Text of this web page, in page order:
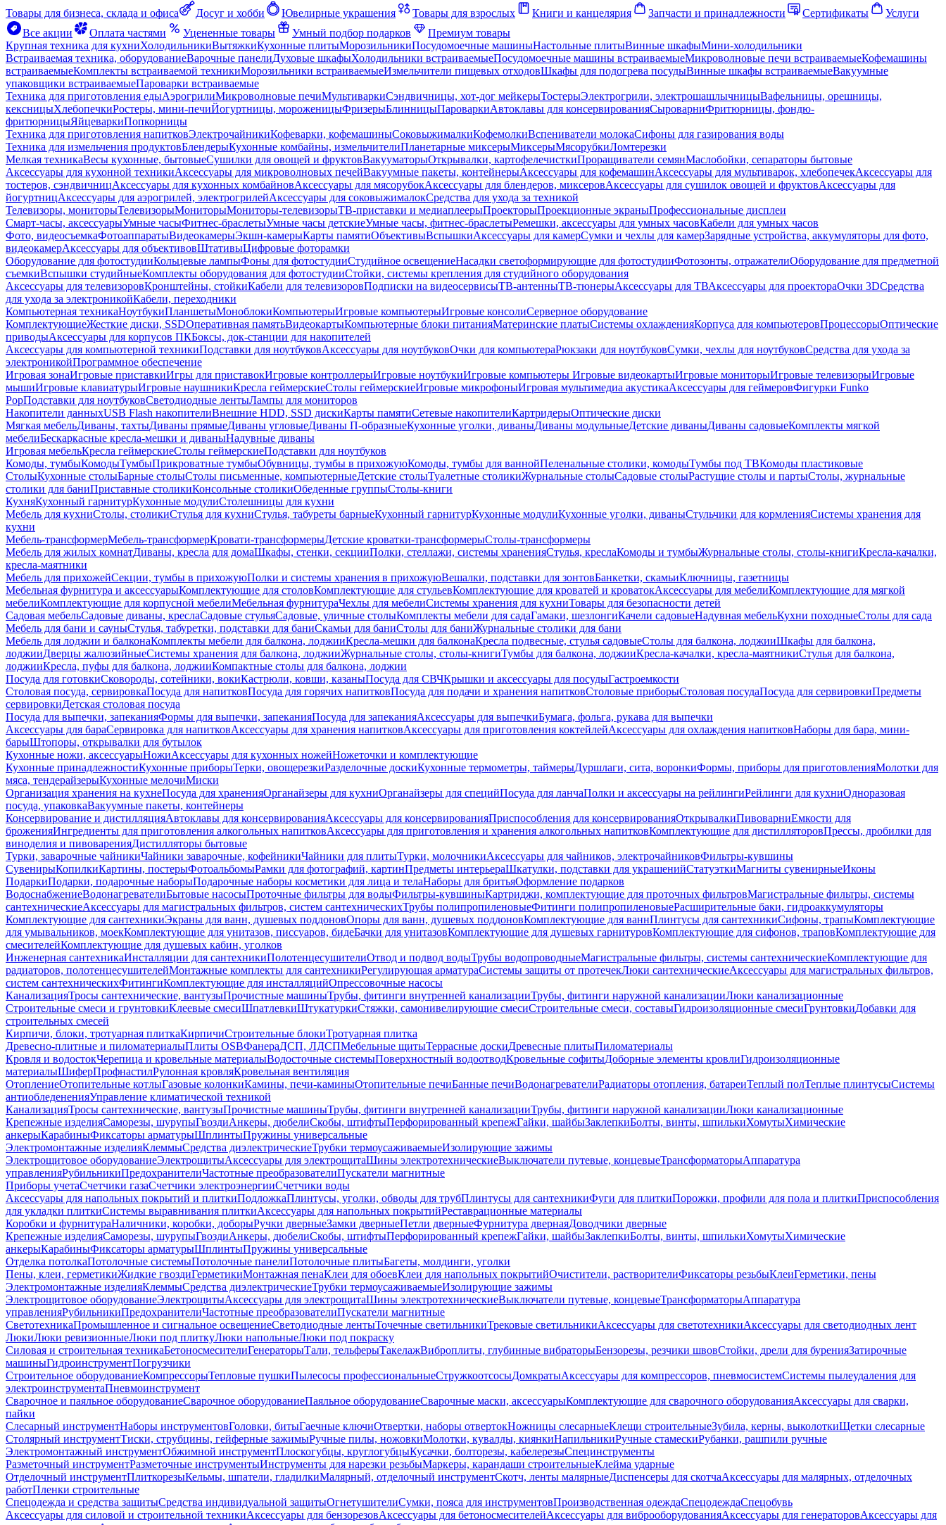
Товары для бизнеса, склада и офиса
Досуг и хобби Ювелирные украшения Товары для взрослых Книги и канцелярия Запчасти и принадлежности Сертификаты
Услуги
Все акции
Оплата частями Уцененные товары Умный подбор подарков
Премиум товары
Крупная техника для кухниХолодильникиВытяжкиКухонные плитыМорозильникиПосудомоечные машиныНастольные плитыВинные шкафыМини-холодильники
Встраиваемая техника, оборудованиеВарочные панелиДуховые шкафыХолодильники встраиваемыеПосудомоечные машины встраиваемыеМикроволновые печи встраиваемыеКофемашины
встраиваемыеКомплекты встраиваемой техникиМорозильники встраиваемыеИзмельчители пищевых отходовШкафы для подогрева посудыВинные шкафы встраиваемыеВакуумные
упаковщики встраиваемыеПароварки встраиваемые
Техника для приготовления едыАэрогрилиМикроволновые печиМультиваркиСэндвичницы, хот-дог мейкерыТостерыЭлектрогрили, электрошашлычницыВафельницы, орешницы,
кексницыХлебопечкиРостеры, мини-печиЙогуртницы, мороженицыФризерыБлинницыПароваркиАвтоклавы для консервированияСыроварниФритюрницы, фондю-
фритюрницыЯйцеваркиПопкорницы
Техника для приготовления напитковЭлектрочайникиКофеварки, кофемашиныСоковыжималкиКофемолкиВспениватели молокаСифоны для газирования воды
Техника для измельчения продуктовБлендерыКухонные комбайны, измельчителиПланетарные миксерыМиксерыМясорубкиЛомтерезки
Мелкая техникаВесы кухонные, бытовыеСушилки для овощей и фруктовВакууматорыОткрывалки, картофелечисткиПроращиватели семянМаслобойки, сепараторы бытовые
Аксессуары для кухонной техникиАксессуары для микроволновых печейВакуумные пакеты, контейнерыАксессуары для кофемашинАксессуары для мультиварок, хлебопечекАксессуары для
тостеров, сэндвичницАксессуары для кухонных комбайновАксессуары для мясорубокАксессуары для блендеров, миксеровАксессуары для сушилок овощей и фруктовАксессуары для
йогуртницАксессуары для аэрогрилей, электрогрилейАксессуары для соковыжималокСредства для ухода за техникой
Телевизоры, мониторыТелевизорыМониторыМониторы-телевизорыТВ-приставки и медиаплеерыПроекторыПроекционные экраныПрофессиональные дисплеи
Смарт-часы, аксессуарыУмные часыФитнес-браслетыУмные часы детскиеУмные часы, фитнес-браслетыРемешки, аксессуары для умных часовКабели для умных часов
Фото, видеосъемкаФотоаппаратыВидеокамерыЭкшн-камерыКарты памятиОбъективыВспышкиАксессуары для камерСумки и чехлы для камерЗарядные устройства, аккумуляторы для фото,
видеокамерАксессуары для объективовШтативыЦифровые фоторамки
Оборудование для фотостудииКольцевые лампыФоны для фотостудииСтудийное освещениеНасадки светоформирующие для фотостудииФотозонты, отражателиОборудование для предметной
съемкиВспышки студийныеКомплекты оборудования для фотостудииСтойки, системы крепления для студийного оборудования
Аксессуары для телевизоровКронштейны, стойкиКабели для телевизоровПодписки на видеосервисыТВ-антенныТВ-тюнерыАксессуары для ТВАксессуары для проектораОчки 3DСредства
для ухода за электроникойКабели, переходники
Компьютерная техникаНоутбукиПланшетыМоноблокиКомпьютерыИгровые компьютерыИгровые консолиСерверное оборудование
КомплектующиеЖесткие диски, SSDОперативная памятьВидеокартыКомпьютерные блоки питанияМатеринские платыСистемы охлажденияКорпуса для компьютеровПроцессорыОптические
приводыАксессуары для корпусов ПКБоксы, док-станции для накопителей
Аксессуары для компьютерной техникиПодставки для ноутбуковАксессуары для ноутбуковОчки для компьютераРюкзаки для ноутбуковСумки, чехлы для ноутбуковСредства для ухода за
электроникойПрограммное обеспечение
Игровая зонаИгровые приставкиИгры для приставокИгровые контроллерыИгровые ноутбукиИгровые компьютеры Игровые видеокартыИгровые мониторыИгровые телевизорыИгровые
мышиИгровые клавиатурыИгровые наушникиКресла геймерскиеСтолы геймерскиеИгровые микрофоныИгровая мультимедиа акустикаАксессуары для геймеровФигурки Funko
PopПодставки для ноутбуковСветодиодные лентыЛампы для мониторов
Накопители данныхUSB Flash накопителиВнешние HDD, SSD дискиКарты памятиСетевые накопителиКартридерыОптические диски
Мягкая мебельДиваны, тахтыДиваны прямыеДиваны угловыеДиваны П-образныеКухонные уголки, диваныДиваны модульныеДетские диваныДиваны садовыеКомплекты мягкой
мебелиБескаркасные кресла-мешки и диваныНадувные диваны
Игровая мебельКресла геймерскиеСтолы геймерскиеПодставки для ноутбуков
Комоды, тумбыКомодыТумбыПрикроватные тумбыОбувницы, тумбы в прихожуюКомоды, тумбы для ваннойПеленальные столики, комодыТумбы под ТВКомоды пластиковые
СтолыКухонные столыБарные столыСтолы письменные, компьютерныеДетские столыТуалетные столикиЖурнальные столыСадовые столыРастущие столы и партыСтолы, журнальные
столики для баниПриставные столикиКонсольные столикиОбеденные группыСтолы-книги
КухняКухонный гарнитурКухонные модулиСтолешницы для кухни
Мебель для кухниСтолы, столикиСтулья для кухниСтулья, табуреты барныеКухонный гарнитурКухонные модулиКухонные уголки, диваныСтульчики для кормленияСистемы хранения для
кухни
Мебель-трансформерМебель-трансформерКровати-трансформерыДетские кроватки-трансформерыСтолы-трансформеры
Мебель для жилых комнатДиваны, кресла для домаШкафы, стенки, секцииПолки, стеллажи, системы храненияСтулья, креслаКомоды и тумбыЖурнальные столы, столы-книгиКресла-качалки,
кресла-маятники
Мебель для прихожейСекции, тумбы в прихожуюПолки и системы хранения в прихожуюВешалки, подставки для зонтовБанкетки, скамьиКлючницы, газетницы
Мебельная фурнитура и аксессуарыКомплектующие для столовКомплектующие для стульевКомплектующие для кроватей и кроватокАксессуары для мебелиКомплектующие для мягкой
мебелиКомплектующие для корпусной мебелиМебельная фурнитураЧехлы для мебелиСистемы хранения для кухниТовары для безопасности детей
Садовая мебельСадовые диваны, креслаСадовые стульяСадовые, уличные столыКомплекты мебели для садаГамаки, шезлонгиКачели садовыеНадувная мебельКухни походныеСтолы для сада
Мебель для бани и сауныСтулья, табуретки, подставки для баниСкамьи для баниСтолы для баниЖурнальные столики для бани
Мебель для лоджии и балконаКомплекты мебели для балкона, лоджииКресла-мешки для балконаКресла подвесные, стулья садовыеСтолы для балкона, лоджииШкафы для балкона,
лоджииДверцы жалюзийныеСистемы хранения для балкона, лоджииЖурнальные столы, столы-книгиТумбы для балкона, лоджииКресла-качалки, кресла-маятникиСтулья для балкона,
лоджииКресла, пуфы для балкона, лоджииКомпактные столы для балкона, лоджии
Посуда для готовкиСковороды, сотейники, вокиКастрюли, ковши, казаныПосуда для СВЧКрышки и аксессуары для посудыГастроемкости
Столовая посуда, сервировкаПосуда для напитковПосуда для горячих напитковПосуда для подачи и хранения напитковСтоловые приборыСтоловая посудаПосуда для сервировкиПредметы
сервировкиДетская столовая посуда
Посуда для выпечки, запеканияФормы для выпечки, запеканияПосуда для запеканияАксессуары для выпечкиБумага, фольга, рукава для выпечки
Аксессуары для бараСервировка для напитковАксессуары для хранения напитковАксессуары для приготовления коктейлейАксессуары для охлаждения напитковНаборы для бара, мини-
барыШтопоры, открывалки для бутылок
Кухонные ножи, аксессуарыНожиАксессуары для кухонных ножейНожеточки и комплектующие
Кухонные принадлежностиКухонные приборыТерки, овощерезкиРазделочные доскиКухонные термометры, таймерыДуршлаги, сита, воронкиФормы, приборы для приготовленияМолотки для
мяса, тендерайзерыКухонные мелочиМиски
Организация хранения на кухнеПосуда для храненияОрганайзеры для кухниОрганайзеры для специйПосуда для ланчаПолки и аксессуары на рейлингиРейлинги для кухниОдноразовая
посуда, упаковкаВакуумные пакеты, контейнеры
Консервирование и дистилляцияАвтоклавы для консервированияАксессуары для консервированияПриспособления для консервированияОткрывалкиПивоварниЕмкости для
броженияИнгредиенты для приготовления алкогольных напитковАксессуары для приготовления и хранения алкогольных напитковКомплектующие для дистилляторовПрессы, дробилки для
виноделия и пивоваренияДистилляторы бытовые
Турки, заварочные чайникиЧайники заварочные, кофейникиЧайники для плитыТурки, молочникиАксессуары для чайников, электрочайниковФильтры-кувшины
СувенирыКопилкиКартины, постерыФотоальбомыРамки для фотографий, картинПредметы интерьераШкатулки, подставки для украшенийСтатуэткиМагниты сувенирныеИконы
ПодаркиПодарки, подарочные наборыПодарочные наборы косметики для лица и телаНаборы для бритьяОформление подарков
ВодоснабжениеВодонагревателиБытовые насосыПроточные фильтры для водыФильтры-кувшиныКартриджи, комплектующие для проточных фильтровМагистральные фильтры, системы
сантехническиеАксессуары для магистральных фильтров, систем сантехническихТрубы полипропиленовыеФитинги полипропиленовыеРасширительные баки, гидроаккумуляторы
Комплектующие для сантехникиЭкраны для ванн, душевых поддоновОпоры для ванн, душевых поддоновКомплектующие для ваннПлинтусы для сантехникиСифоны, трапыКомплектующие
для умывальников, моекКомплектующие для унитазов, писсуаров, бидеБачки для унитазовКомплектующие для душевых гарнитуровКомплектующие для сифонов, траповКомплектующие для
смесителейКомплектующие для душевых кабин, уголков
Инженерная сантехникаИнсталляции для сантехникиПолотенцесушителиОтвод и подвод водыТрубы водопроводныеМагистральные фильтры, системы сантехническиеКомплектующие для
радиаторов, полотенцесушителейМонтажные комплекты для сантехникиРегулирующая арматураСистемы защиты от протечекЛюки сантехническиеАксессуары для магистральных фильтров,
систем сантехническихФитингиКомплектующие для инсталляцийОпрессовочные насосы
КанализацияТросы сантехнические, вантузыПрочистные машиныТрубы, фитинги внутренней канализацииТрубы, фитинги наружной канализацииЛюки канализационные
Строительные смеси и грунтовкиКлеевые смесиШпатлевкиШтукатуркиСтяжки, самонивелирующие смесиСтроительные смеси, составыГидроизоляционные смесиГрунтовкиДобавки для
строительных смесей
Кирпичи, блоки, тротуарная плиткаКирпичиСтроительные блокиТротуарная плитка
Древесно-плитные и пиломатериалыПлиты OSBФанераДСП, ЛДСПМебельные щитыТеррасные доскиДревесные плитыПиломатериалы
Кровля и водостокЧерепица и кровельные материалыВодосточные системыПоверхностный водоотводКровельные софитыДоборные элементы кровлиГидроизоляционные
материалыШиферПрофнастилРулонная кровляКровельная вентиляция
ОтоплениеОтопительные котлыГазовые колонкиКамины, печи-каминыОтопительные печиБанные печиВодонагревателиРадиаторы отопления, батареиТеплый полТеплые плинтусыСистемы
антиобледененияУправление климатической техникой
КанализацияТросы сантехнические, вантузыПрочистные машиныТрубы, фитинги внутренней канализацииТрубы, фитинги наружной канализацииЛюки канализационные
Крепежные изделияСаморезы, шурупыГвоздиАнкеры, дюбелиСкобы, штифтыПерфорированный крепежГайки, шайбыЗаклепкиБолты, винты, шпилькиХомутыХимические
анкерыКарабиныФиксаторы арматурыШплинтыПружины универсальные
Электромонтажные изделияКлеммыСредства диэлектрическиеТрубки термоусаживаемыеИзолирующие зажимы
Электрощитовое оборудованиеЭлектрощитыАксессуары для электрощитаШины электротехническиеВыключатели путевые, концевыеТрансформаторыАппаратура
управленияРубильникиПредохранителиЧастотные преобразователиПускатели магнитные
Приборы учетаСчетчики газаСчетчики электроэнергииСчетчики воды
Аксессуары для напольных покрытий и плиткиПодложкаПлинтусы, уголки, обводы для трубПлинтусы для сантехникиФуги для плиткиПорожки, профили для пола и плиткиПриспособления
для укладки плиткиСистемы выравнивания плиткиАксессуары для напольных покрытийРеставрационные материалы
Коробки и фурнитураНаличники, коробки, доборыРучки дверныеЗамки дверныеПетли дверныеФурнитура двернаяДоводчики дверные
Крепежные изделияСаморезы, шурупыГвоздиАнкеры, дюбелиСкобы, штифтыПерфорированный крепежГайки, шайбыЗаклепкиБолты, винты, шпилькиХомутыХимические
анкерыКарабиныФиксаторы арматурыШплинтыПружины универсальные
Отделка потолкаПотолочные системыПотолочные панелиПотолочные плитыБагеты, молдинги, уголки
Пены, клеи, герметикиЖидкие гвоздиГерметикиМонтажная пенаКлеи для обоевКлеи для напольных покрытийОчистители, растворителиФиксаторы резьбыКлеиГерметики, пены
Электромонтажные изделияКлеммыСредства диэлектрическиеТрубки термоусаживаемыеИзолирующие зажимы
Электрощитовое оборудованиеЭлектрощитыАксессуары для электрощитаШины электротехническиеВыключатели путевые, концевыеТрансформаторыАппаратура
управленияРубильникиПредохранителиЧастотные преобразователиПускатели магнитные
СветотехникаПромышленное и сигнальное освещениеСветодиодные лентыТочечные светильникиТрековые светильникиАксессуары для светотехникиАксессуары для светодиодных лент
ЛюкиЛюки ревизионныеЛюки под плиткуЛюки напольныеЛюки под покраску
Силовая и строительная техникаБетоносмесителиГенераторыТали, тельферыТакелажВиброплиты, глубинные вибраторыБензорезы, резчики швовСтойки, дрели для буренияЗатирочные
машиныГидроинструментПогрузчики
Строительное оборудованиеКомпрессорыТепловые пушкиПылесосы профессиональныеСтружкоотсосыДомкратыАксессуары для компрессоров, пневмосистемСистемы пылеудаления для
электроинструментаПневмоинструмент
Сварочное и паяльное оборудованиеСварочное оборудованиеПаяльное оборудованиеСварочные маски, аксессуарыКомплектующие для сварочного оборудованияАксессуары для сварки,
пайки
Слесарный инструментНаборы инструментовГоловки, битыГаечные ключиОтвертки, наборы отвертокНожницы слесарныеКлещи строительныеЗубила, керны, выколоткиЩетки слесарные
Столярный инструментТиски, струбцины, гейферные зажимыРучные пилы, ножовкиМолотки, кувалды, киянкиНапильникиРучные стамескиРубанки, рашпили ручные
Электромонтажный инструментОбжимной инструментПлоскогубцы, круглогубцыКусачки, болторезы, кабелерезыСпецинструменты
Разметочный инструментРазметочные инструментыИнструменты для нарезки резьбыМаркеры, карандаши строительныеКлейма ударные
Отделочный инструментПлиткорезыКельмы, шпатели, гладилкиМалярный, отделочный инструментСкотч, ленты малярныеДиспенсеры для скотчаАксессуары для малярных, отделочных
работПленки строительные
Спецодежда и средства защитыСредства индивидуальной защитыОгнетушителиСумки, пояса для инструментовПроизводственная одеждаСпецодеждаСпецобувь
Аксессуары для силовой и строительной техникиАксессуары для бензорезовАксессуары для бетоносмесителейАксессуары для виброоборудованияАксессуары для генераторовАксессуары для